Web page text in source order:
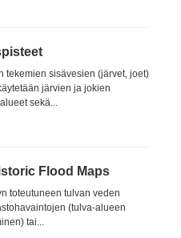
tekemien sisävesien (järvet, joet)
järvien ja jokien
sekä...
Flood Maps
toteutuneen tulvan veden
(tulva-alueen
tai...